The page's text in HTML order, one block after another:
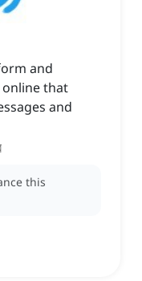
and
online that
and
this